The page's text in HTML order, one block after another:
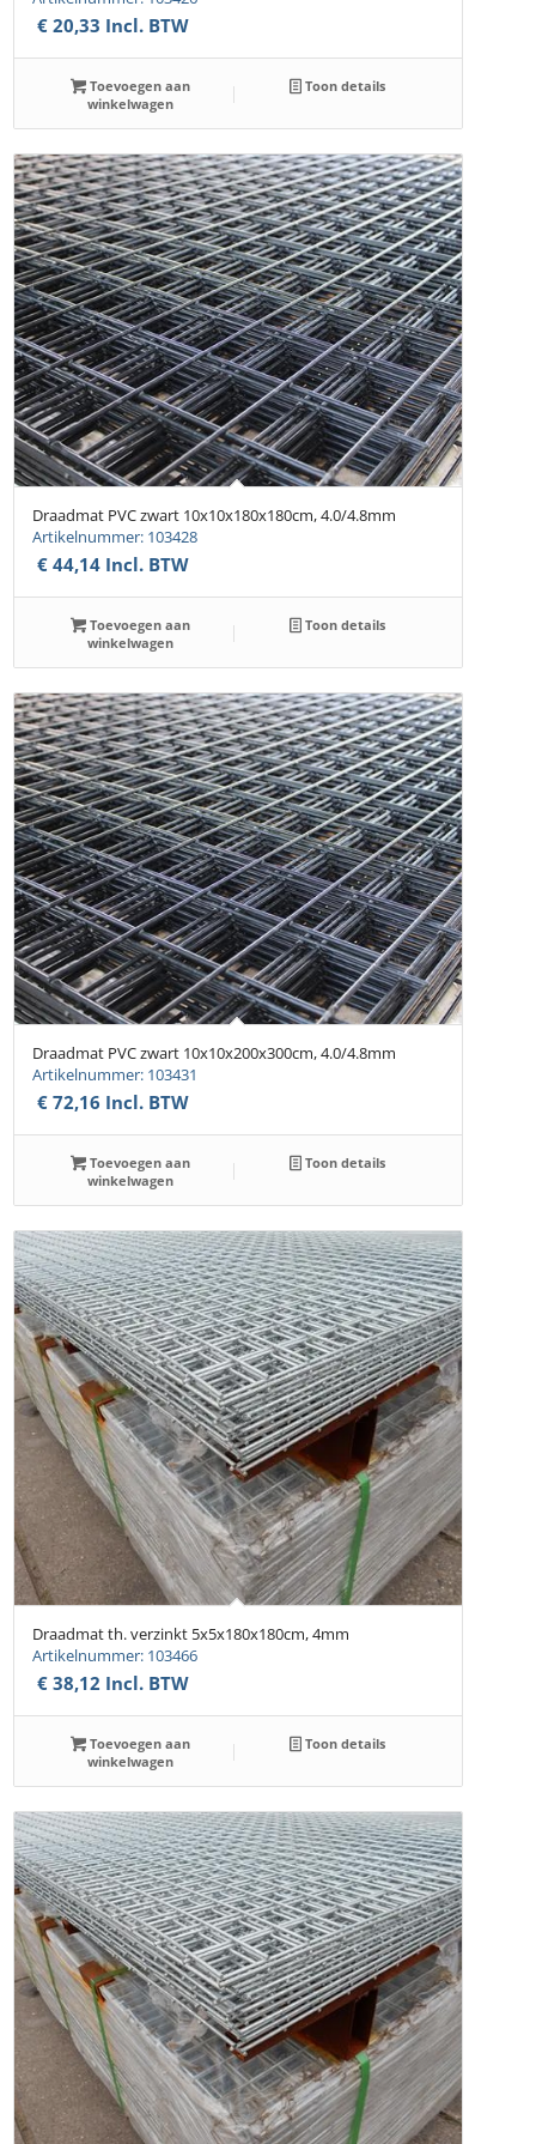
€ 20,33 Incl. BTW
Toevoegen aan
winkelwagen
Toon details
Draadmat PVC zwart 10x10x180x180cm, 4.0/4.8mm
Artikelnummer: 103428
€ 44,14 Incl. BTW
Toevoegen aan
winkelwagen
Toon details
Draadmat PVC zwart 10x10x200x300cm, 4.0/4.8mm
Artikelnummer: 103431
€ 72,16 Incl. BTW
Toevoegen aan
winkelwagen
Toon details
Draadmat th. verzinkt 5x5x180x180cm, 4mm
Artikelnummer: 103466
€ 38,12 Incl. BTW
Toevoegen aan
winkelwagen
Toon details